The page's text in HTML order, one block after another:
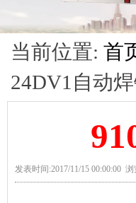
当前位置: 首
24DV1自动
发表时间:2017/11/15 00:00:00